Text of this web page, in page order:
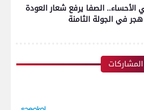
الصفا يرفع شعار العودة
في الجولة الثامنة